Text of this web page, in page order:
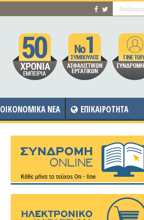
OIKONOMIKA NEA ΕΠΙΚΑΙΡΟΤΗΤΑ